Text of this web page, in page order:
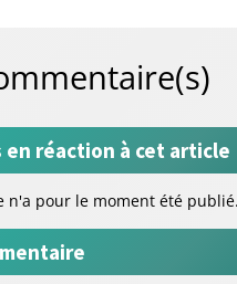
en réaction à cet article
n'a pour le moment été publié.